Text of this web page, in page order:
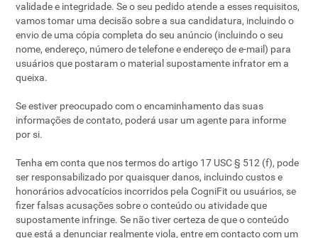
validade e integridade. Se o seu pedido atende a esses requisitos,
vamos tomar uma decisão sobre a sua candidatura, incluindo o
envio de uma cópia completa do seu anúncio (incluindo o seu
nome, endereço, número de telefone e endereço de e-mail) para
usuários que postaram o material supostamente infrator em a
queixa.
Se estiver preocupado com o encaminhamento das suas
informações de contato, poderá usar um agente para informe
por si.
Tenha em conta que nos termos do artigo 17 USC § 512 (f), pode
ser responsabilizado por quaisquer danos, incluindo custos e
honorários advocatícios incorridos pela CogniFit ou usuários, se
fizer falsas acusações sobre o conteúdo ou atividade que
supostamente infringe. Se não tiver certeza de que o conteúdo
que está a denunciar realmente viola, entre em contacto com um